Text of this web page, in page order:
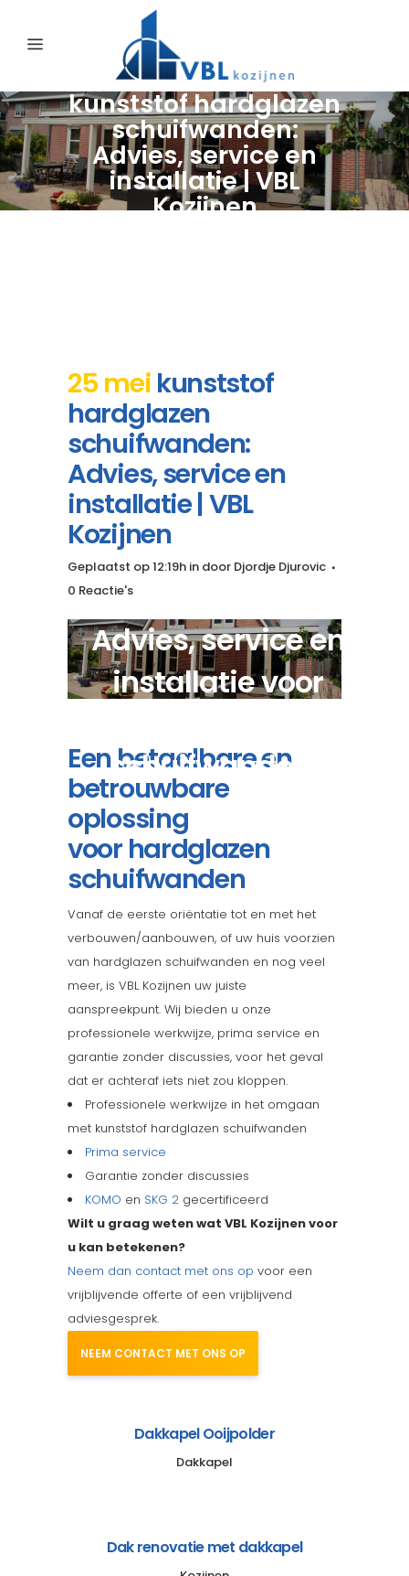
kunststof hardglazen
schuifwanden:
Advies, service en
installatie | VBL
Kozijnen
25 mei kunststof
hardglazen
schuifwanden:
Advies, service en
installatie | VBL
Kozijnen
Geplaatst op 12:19h in door Djordje Djurovic
0 Reactie's
Advies, service en
installatie voor
schuifwanden?
Een betaalbare en
betrouwbare
oplossing
voor hardglazen
schuifwanden
Vanaf de eerste oriëntatie tot en met het
verbouwen/aanbouwen, of uw huis voorzien
van hardglazen schuifwanden en nog veel
meer, is VBL Kozijnen uw juiste
aanspreekpunt. Wij bieden u onze
professionele werkwijze, prima service en
garantie zonder discussies, voor het geval
dat er achteraf iets niet zou kloppen.
Professionele werkwijze in het omgaan
met kunststof hardglazen schuifwanden
Prima service
Garantie zonder discussies
KOMO en SKG 2 gecertificeerd
Wilt u graag weten wat VBL Kozijnen voor
u kan betekenen?
Neem dan contact met ons op voor een
vrijblijvende offerte of een vrijblijvend
adviesgesprek.
NEEM CONTACT MET ONS OP
Dakkapel Ooijpolder
Dakkapel
Dak renovatie met dakkapel